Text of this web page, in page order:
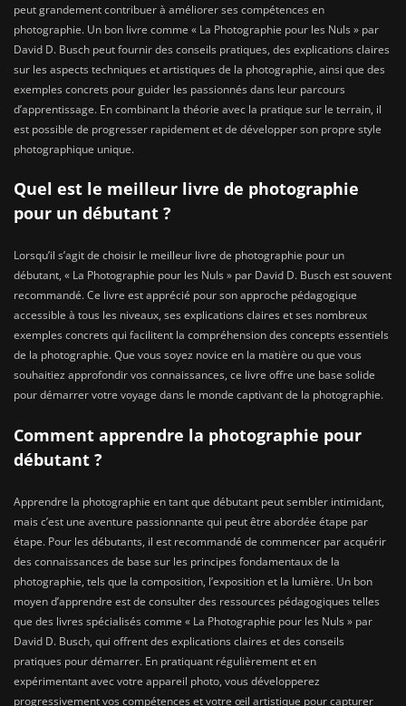
peut grandement contribuer à améliorer ses compétences en
photographie. Un bon livre comme « La Photographie pour les Nuls » par
David D. Busch peut fournir des conseils pratiques, des explications claires
sur les aspects techniques et artistiques de la photographie, ainsi que des
exemples concrets pour guider les passionnés dans leur parcours
d’apprentissage. En combinant la théorie avec la pratique sur le terrain, il
est possible de progresser rapidement et de développer son propre style
photographique unique.
Quel est le meilleur livre de photographie
pour un débutant ?
Lorsqu’il s’agit de choisir le meilleur livre de photographie pour un
débutant, « La Photographie pour les Nuls » par David D. Busch est souvent
recommandé. Ce livre est apprécié pour son approche pédagogique
accessible à tous les niveaux, ses explications claires et ses nombreux
exemples concrets qui facilitent la compréhension des concepts essentiels
de la photographie. Que vous soyez novice en la matière ou que vous
souhaitiez approfondir vos connaissances, ce livre offre une base solide
pour démarrer votre voyage dans le monde captivant de la photographie.
Comment apprendre la photographie pour
débutant ?
Apprendre la photographie en tant que débutant peut sembler intimidant,
mais c’est une aventure passionnante qui peut être abordée étape par
étape. Pour les débutants, il est recommandé de commencer par acquérir
des connaissances de base sur les principes fondamentaux de la
photographie, tels que la composition, l’exposition et la lumière. Un bon
moyen d’apprendre est de consulter des ressources pédagogiques telles
que des livres spécialisés comme « La Photographie pour les Nuls » par
David D. Busch, qui offrent des explications claires et des conseils
pratiques pour démarrer. En pratiquant régulièrement et en
expérimentant avec votre appareil photo, vous développerez
progressivement vos compétences et votre œil artistique pour capturer